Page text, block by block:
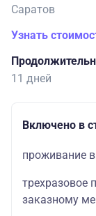
Саратов
Узнать
11 дней
Включено в
проживание
трехразовое
заказному